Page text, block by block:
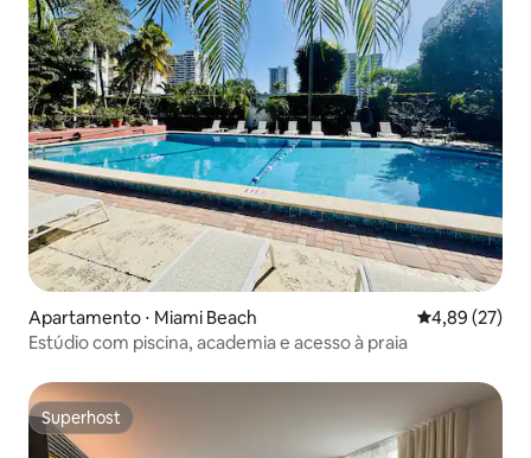
Apartamento ⋅ Miami Beach 4,89 de uma
4,89 (27)
Estúdio com piscina, academia e acesso à praia
Superhost
Superhost